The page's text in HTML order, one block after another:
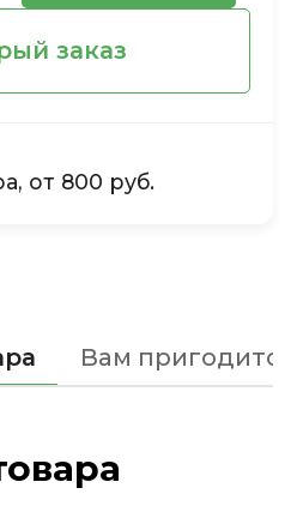
заказ
от 800 руб.
Вам пригодится